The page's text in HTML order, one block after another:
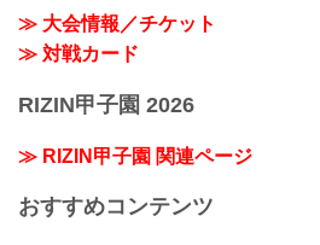
≫ 大会情報／チケット
≫ 対戦カード
RIZIN甲子園 2026
≫ RIZIN甲子園 関連ページ
おすすめコンテンツ